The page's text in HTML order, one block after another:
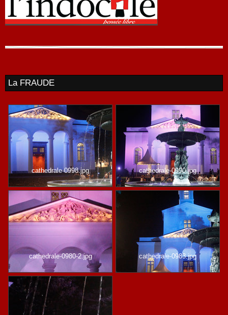
La FRAUDE
cathedrale-0998.jpg cathedrale-0990.jpg
cathedrale-0980-2.jpg cathedrale-0983.jpg